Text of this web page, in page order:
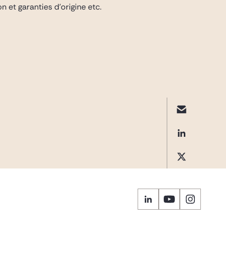
et garanties d’origine etc.